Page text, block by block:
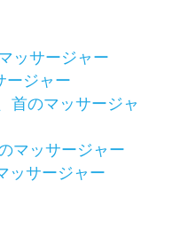
ッサージャー
ージャー
首のマッサージャ
マッサージャー
ッサージャー